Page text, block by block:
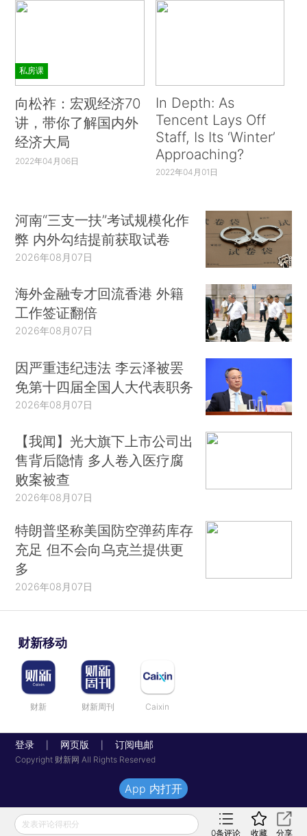
私房课
向松祚：宏观经济70
讲，带你了解国内外
经济大局
2022年04月06日
In Depth: As
Tencent Lays Off
Staff, Is Its ‘Winter’
Approaching?
2022年04月01日
河南“三支一扶”考试规模化作
弊 内外勾结提前获取试卷
2026年08月07日
海外金融专才回流香港 外籍
工作签证翻倍
2026年08月07日
因严重违纪违法 李云泽被罢
免第十四届全国人大代表职务
2026年08月07日
【我闻】光大旗下上市公司出
售背后隐情 多人卷入医疗腐
败案被查
2026年08月07日
特朗普坚称美国防空弹药库存
充足 但不会向乌克兰提供更
多
2026年08月07日
财新移动
财新 财新周刊 Caixin
登录 网页版 订阅电邮
Copyright 财新网 All Rights Reserved
发表评论得积分
0条评论 收藏 分享
App 内打开